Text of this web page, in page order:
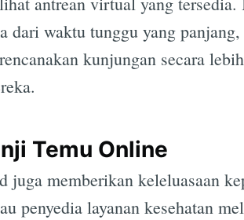
dari waktu tunggu yang
kunjungan secara
Temu Online
juga memberikan keleluasaan
penyedia layanan kesehatan